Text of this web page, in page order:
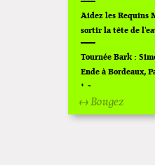
↔ Bougez
Aidez les Requins
sortir la tête de
Tournée Bark :
Ende à Bordeaux,
!
Off Of Off